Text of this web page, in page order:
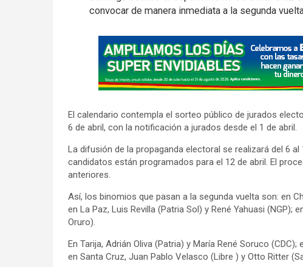
convocar de manera inmediata a la segunda
A
d
v
e
t
s
e
e
n
:
El calendario contempla el sorteo público de jurados
6 de abril, con la notificación a jurados desde el 1 de abril.
La difusión de la propaganda electoral se realizará del 6
candidatos están programados para el 12 de abril. El
anteriores.
Así, los binomios que pasan a la segunda vuelta son: en
en La Paz, Luis Revilla (Patria Sol) y René Yahuasi (NGP);
Oruro).
En Tarija, Adrián Oliva (Patria) y María René Soruco
en Santa Cruz, Juan Pablo Velasco (Libre ) y Otto Ritter